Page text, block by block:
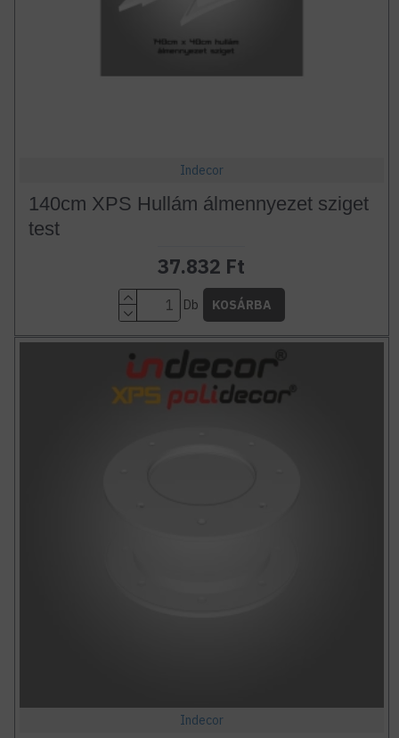
Indecor
140cm XPS Hullám álmennyezet sziget
test
37.832 Ft
Db KOSÁRBA
Indecor